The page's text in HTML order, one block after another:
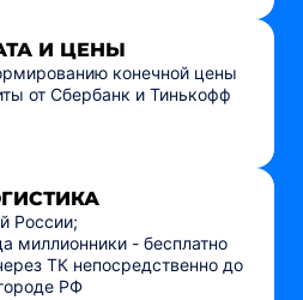
И ЦЕНЫ
конечной цены
от Сбербанк и Тинькофф
России;
миллионники - бесплатно
ТК непосредственно до
РФ